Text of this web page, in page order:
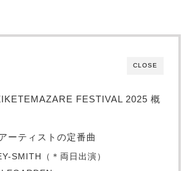
CLOSE
FESTIVAL 2025 概
ーティストの定番曲
SMITH（＊両日出演）